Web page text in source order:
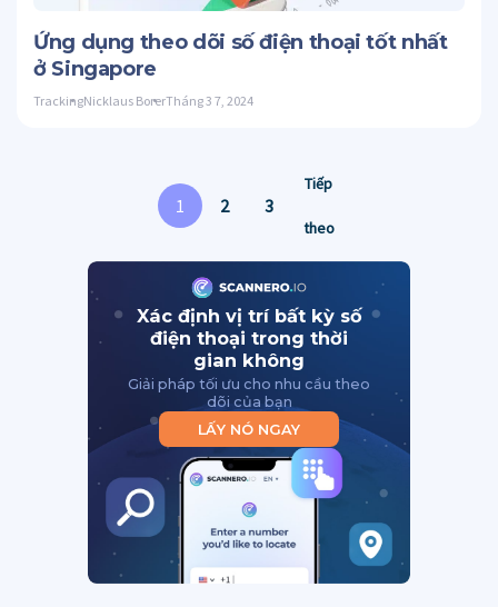
Ứng dụng theo dõi số điện thoại tốt nhất
ở Singapore
TrackingNicklaus BorerTháng 3 7, 2024
1 2 3
Tiếp
theo
Xác định vị trí bất kỳ số
điện thoại trong thời
gian không
Giải pháp tối ưu cho nhu cầu theo
dõi của bạn
LẤY NÓ NGAY